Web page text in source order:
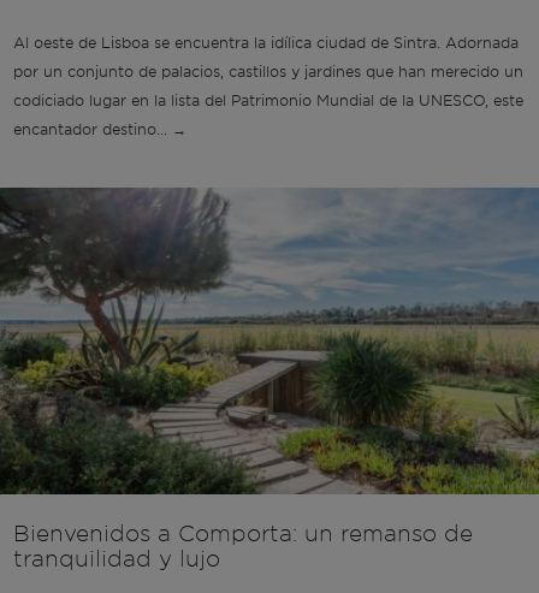
Al oeste de Lisboa se encuentra la idílica ciudad de Sintra. Adornada
por un conjunto de palacios, castillos y jardines que han merecido un
codiciado lugar en la lista del Patrimonio Mundial de la UNESCO, este
encantador destino... →
Bienvenidos a Comporta: un remanso de
tranquilidad y lujo